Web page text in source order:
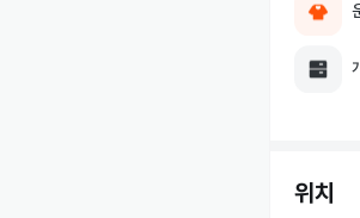
위치